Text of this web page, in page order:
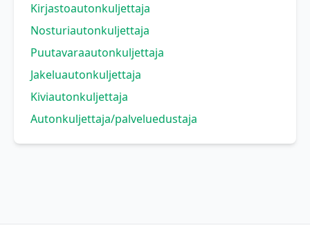
Kirjastoautonkuljettaja
Nosturiautonkuljettaja
Puutavaraautonkuljettaja
Jakeluautonkuljettaja
Kiviautonkuljettaja
Autonkuljettaja/palveluedustaja